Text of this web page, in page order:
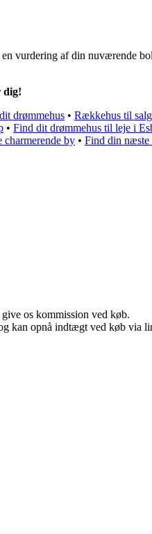
vurdering af din nuværende
dig!
drømmehus • Rækkehus til
• Find dit drømmehus til leje i
by • Find din
os kommission ved køb.
kan opnå indtægt ved køb via